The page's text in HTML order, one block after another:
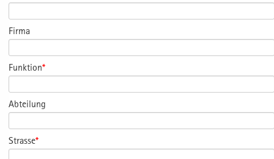
Firma
Funktion*
Abteilung
Strasse*